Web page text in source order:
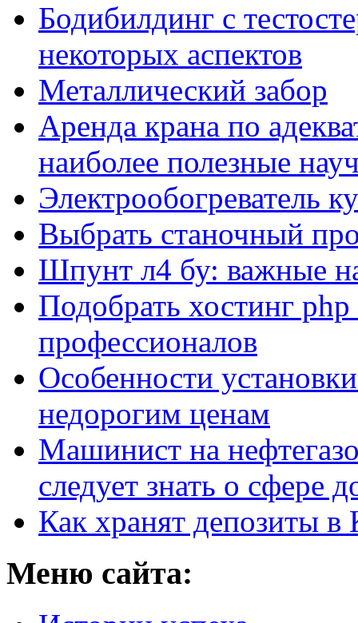
Бодибилдинг с
некоторых аспектов
Металлический забор
Аренда крана по
наиболее полезные
Электрообогреватель
Выбрать станочный
Шпунт л4 бу: важные
Подобрать хостинг
профессионалов
Особенности
недорогим ценам
Машинист на
следует знать о сфере
Как хранят депозиты в
Меню сайта: